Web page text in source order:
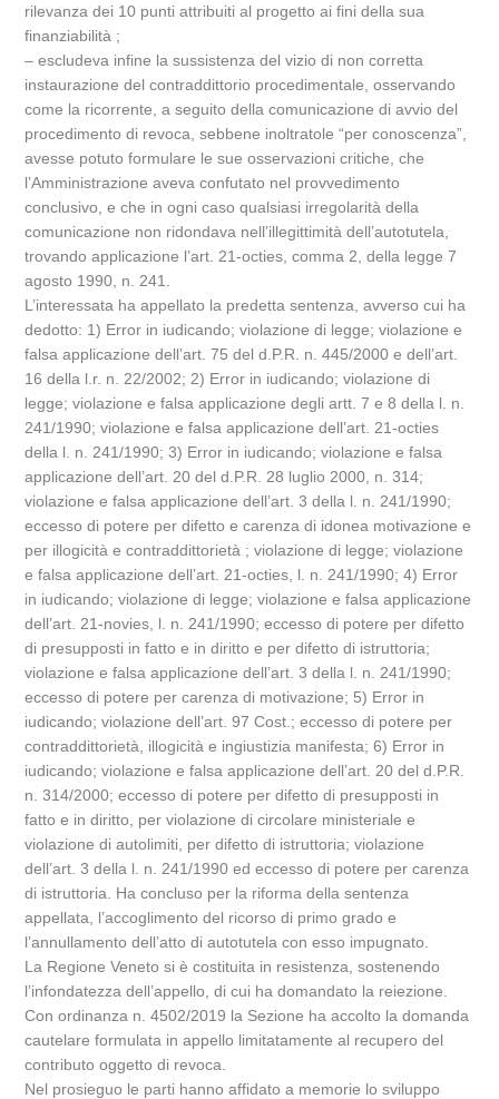
rilevanza dei 10 punti attribuiti al progetto ai fini della sua
finanziabilità ;
– escludeva infine la sussistenza del vizio di non corretta
instaurazione del contraddittorio procedimentale, osservando
come la ricorrente, a seguito della comunicazione di avvio del
procedimento di revoca, sebbene inoltratole “per conoscenza”,
avesse potuto formulare le sue osservazioni critiche, che
l’Amministrazione aveva confutato nel provvedimento
conclusivo, e che in ogni caso qualsiasi irregolarità della
comunicazione non ridondava nell’illegittimità dell’autotutela,
trovando applicazione l’art. 21-octies, comma 2, della legge 7
agosto 1990, n. 241.
L’interessata ha appellato la predetta sentenza, avverso cui ha
dedotto: 1) Error in iudicando; violazione di legge; violazione e
falsa applicazione dell’art. 75 del d.P.R. n. 445/2000 e dell’art.
16 della l.r. n. 22/2002; 2) Error in iudicando; violazione di
legge; violazione e falsa applicazione degli artt. 7 e 8 della l. n.
241/1990; violazione e falsa applicazione dell’art. 21-octies
della l. n. 241/1990; 3) Error in iudicando; violazione e falsa
applicazione dell’art. 20 del d.P.R. 28 luglio 2000, n. 314;
violazione e falsa applicazione dell’art. 3 della l. n. 241/1990;
eccesso di potere per difetto e carenza di idonea motivazione e
per illogicità e contraddittorietà ; violazione di legge; violazione
e falsa applicazione dell’art. 21-octies, l. n. 241/1990; 4) Error
in iudicando; violazione di legge; violazione e falsa applicazione
dell’art. 21-novies, l. n. 241/1990; eccesso di potere per difetto
di presupposti in fatto e in diritto e per difetto di istruttoria;
violazione e falsa applicazione dell’art. 3 della l. n. 241/1990;
eccesso di potere per carenza di motivazione; 5) Error in
iudicando; violazione dell’art. 97 Cost.; eccesso di potere per
contraddittorietà, illogicità e ingiustizia manifesta; 6) Error in
iudicando; violazione e falsa applicazione dell’art. 20 del d.P.R.
n. 314/2000; eccesso di potere per difetto di presupposti in
fatto e in diritto, per violazione di circolare ministeriale e
violazione di autolimiti, per difetto di istruttoria; violazione
dell’art. 3 della l. n. 241/1990 ed eccesso di potere per carenza
di istruttoria. Ha concluso per la riforma della sentenza
appellata, l’accoglimento del ricorso di primo grado e
l’annullamento dell’atto di autotutela con esso impugnato.
La Regione Veneto si è costituita in resistenza, sostenendo
l’infondatezza dell’appello, di cui ha domandato la reiezione.
Con ordinanza n. 4502/2019 la Sezione ha accolto la domanda
cautelare formulata in appello limitatamente al recupero del
contributo oggetto di revoca.
Nel prosieguo le parti hanno affidato a memorie lo sviluppo